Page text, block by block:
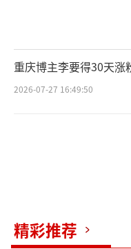
重庆博主李要得30天涨
2026-07-27 16:49:50
精彩推荐